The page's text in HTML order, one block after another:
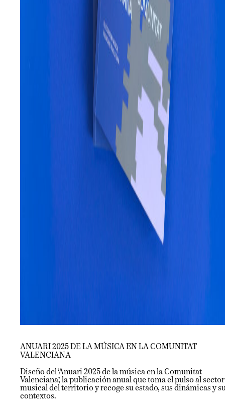
ANUARI 2025 DE LA MÚSICA EN LA COMUNITAT
VALENCIANA
Diseño del ‘Anuari 2025 de la música en la Comunitat
Valenciana’, la publicación anual que toma el pulso al sector
musical del territorio y recoge su estado, sus dinámicas y
contextos.